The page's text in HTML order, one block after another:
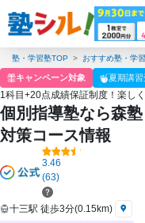
塾・学習塾TOP おすすめ塾・学
キャンペーン対象 夏期講習
1科目+20点成績保証制度！楽し
個別指導塾なら森
対策コース情報
3.46
(63)
十三駅 徒歩3分(0.15km)